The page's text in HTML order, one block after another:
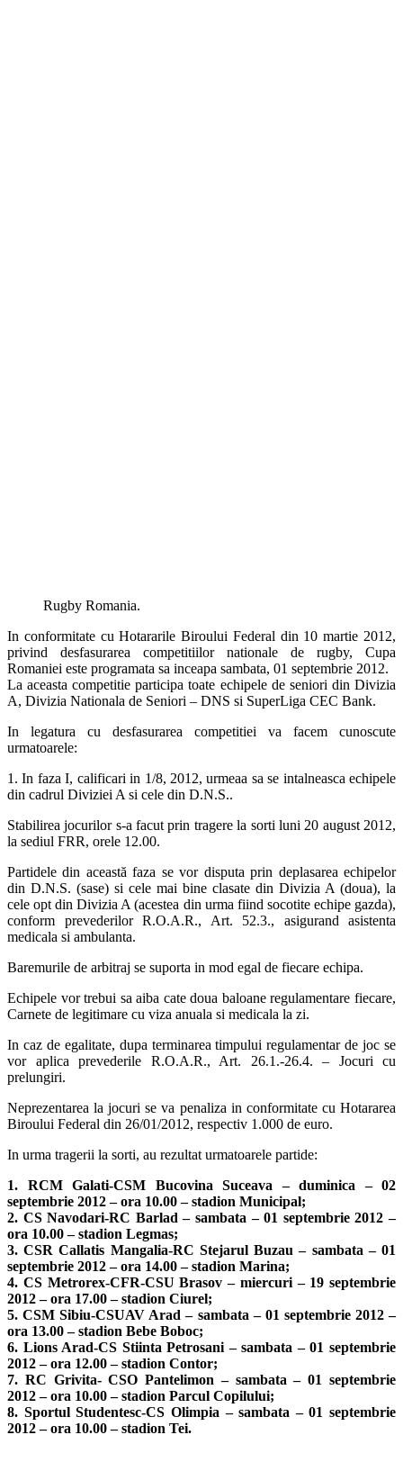
Rugby Romania.
In conformitate cu Hotararile Biroului Federal din 10 martie 2012,
privind desfasurarea competitiilor nationale de rugby, Cupa
Romaniei este programata sa inceapa sambata, 01 septembrie 2012.
La aceasta competitie participa toate echipele de seniori din Divizia
A, Divizia Nationala de Seniori – DNS si SuperLiga CEC Bank.
In legatura cu desfasurarea competitiei va facem cunoscute
urmatoarele:
1. In faza I, calificari in 1/8, 2012, urmeaa sa se intalneasca echipele
din cadrul Diviziei A si cele din D.N.S..
Stabilirea jocurilor s-a facut prin tragere la sorti luni 20 august 2012,
la sediul FRR, orele 12.00.
Partidele din această faza se vor disputa prin deplasarea echipelor
din D.N.S. (sase) si cele mai bine clasate din Divizia A (doua), la
cele opt din Divizia A (acestea din urma fiind socotite echipe gazda),
conform prevederilor R.O.A.R., Art. 52.3., asigurand asistenta
medicala si ambulanta.
Baremurile de arbitraj se suporta in mod egal de fiecare echipa.
Echipele vor trebui sa aiba cate doua baloane regulamentare fiecare,
Carnete de legitimare cu viza anuala si medicala la zi.
In caz de egalitate, dupa terminarea timpului regulamentar de joc se
vor aplica prevederile R.O.A.R., Art. 26.1.-26.4. – Jocuri cu
prelungiri.
Neprezentarea la jocuri se va penaliza in conformitate cu Hotararea
Biroului Federal din 26/01/2012, respectiv 1.000 de euro.
In urma tragerii la sorti, au rezultat urmatoarele partide:
1. RCM Galati-CSM Bucovina Suceava – duminica – 02
septembrie 2012 – ora 10.00 – stadion Municipal;
2. CS Navodari-RC Barlad – sambata – 01 septembrie 2012 –
ora 10.00 – stadion Legmas;
3. CSR Callatis Mangalia-RC Stejarul Buzau – sambata – 01
septembrie 2012 – ora 14.00 – stadion Marina;
4. CS Metrorex-CFR-CSU Brasov – miercuri – 19 septembrie
2012 – ora 17.00 – stadion Ciurel;
5. CSM Sibiu-CSUAV Arad – sambata – 01 septembrie 2012 –
ora 13.00 – stadion Bebe Boboc;
6. Lions Arad-CS Stiinta Petrosani – sambata – 01 septembrie
2012 – ora 12.00 – stadion Contor;
7. RC Grivita- CSO Pantelimon – sambata – 01 septembrie
2012 – ora 10.00 – stadion Parcul Copilului;
8. Sportul Studentesc-CS Olimpia – sambata – 01 septembrie
2012 – ora 10.00 – stadion Tei.